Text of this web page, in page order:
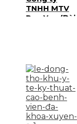
TNHH MTV
Run Yao (Đài